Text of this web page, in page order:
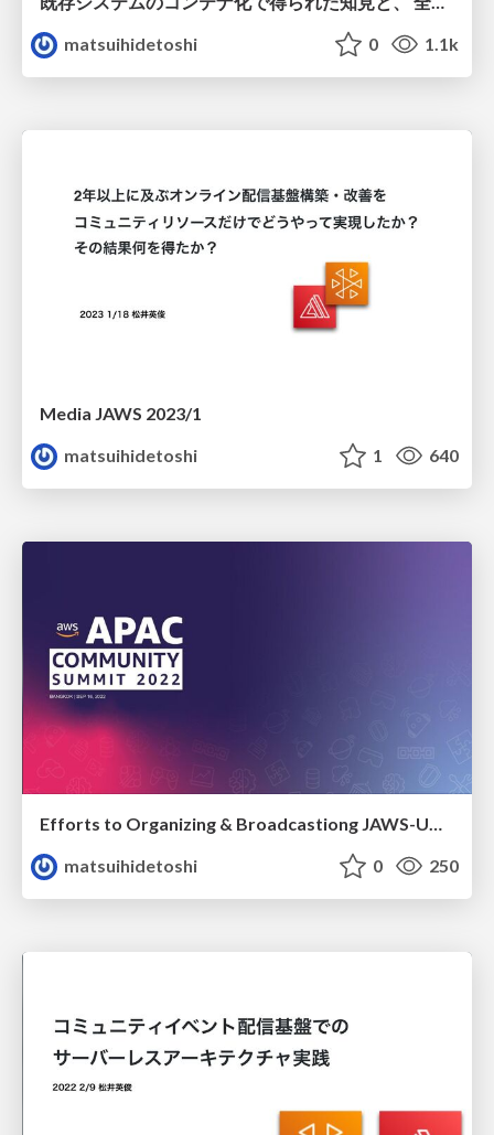
matsuihidetoshi
0 1.1k
Media JAWS 2023/1
matsuihidetoshi
1 640
Efforts to Organizing & Broadcastiong JAWS-UG's global event "JAWS PANKRATION 2021 -Up till Down-"
matsuihidetoshi
0 250